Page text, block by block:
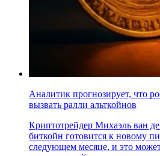
Аналитик прогнозирует, что
вызвать ралли альткойнов
Криптотрейдер Михаэль ван
биткойн готовится к новому
следующем месяце, и это